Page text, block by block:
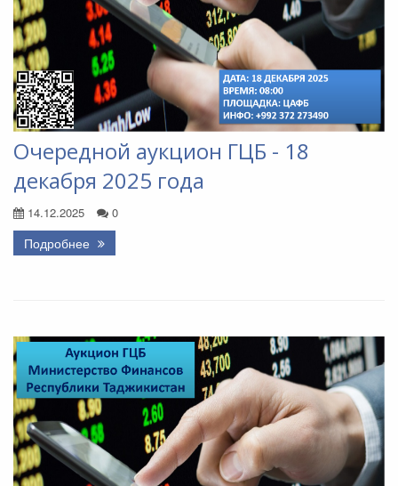
Очередной аукцион ГЦБ - 18
декабря 2025 года
14.12.2025 0
Подробнее